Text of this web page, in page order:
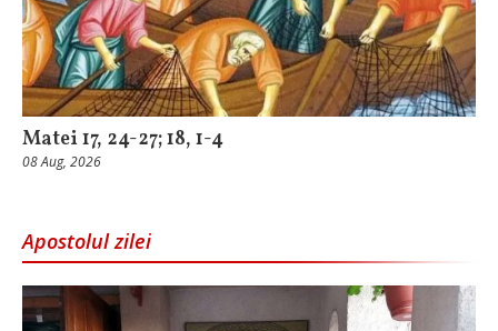
Matei 17, 24-27; 18, 1-4
08 Aug, 2026
Apostolul zilei